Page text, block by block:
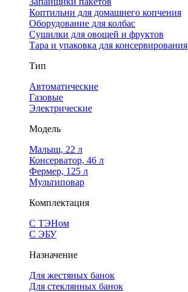
Коптильни для домашнего копчения
Оборудование для колбас
Сушилки для овощей и фруктов
Тара и упаковка для консервирования
Тип
Автоматические
Газовые
Электрические
Модель
Малыш, 22 л
Консерватор, 46 л
Фермер, 125 л
Мультиповар
Комплектация
С ТЭНом
С ЭБУ
Назначение
Для жестяных банок
Для стеклянных банок